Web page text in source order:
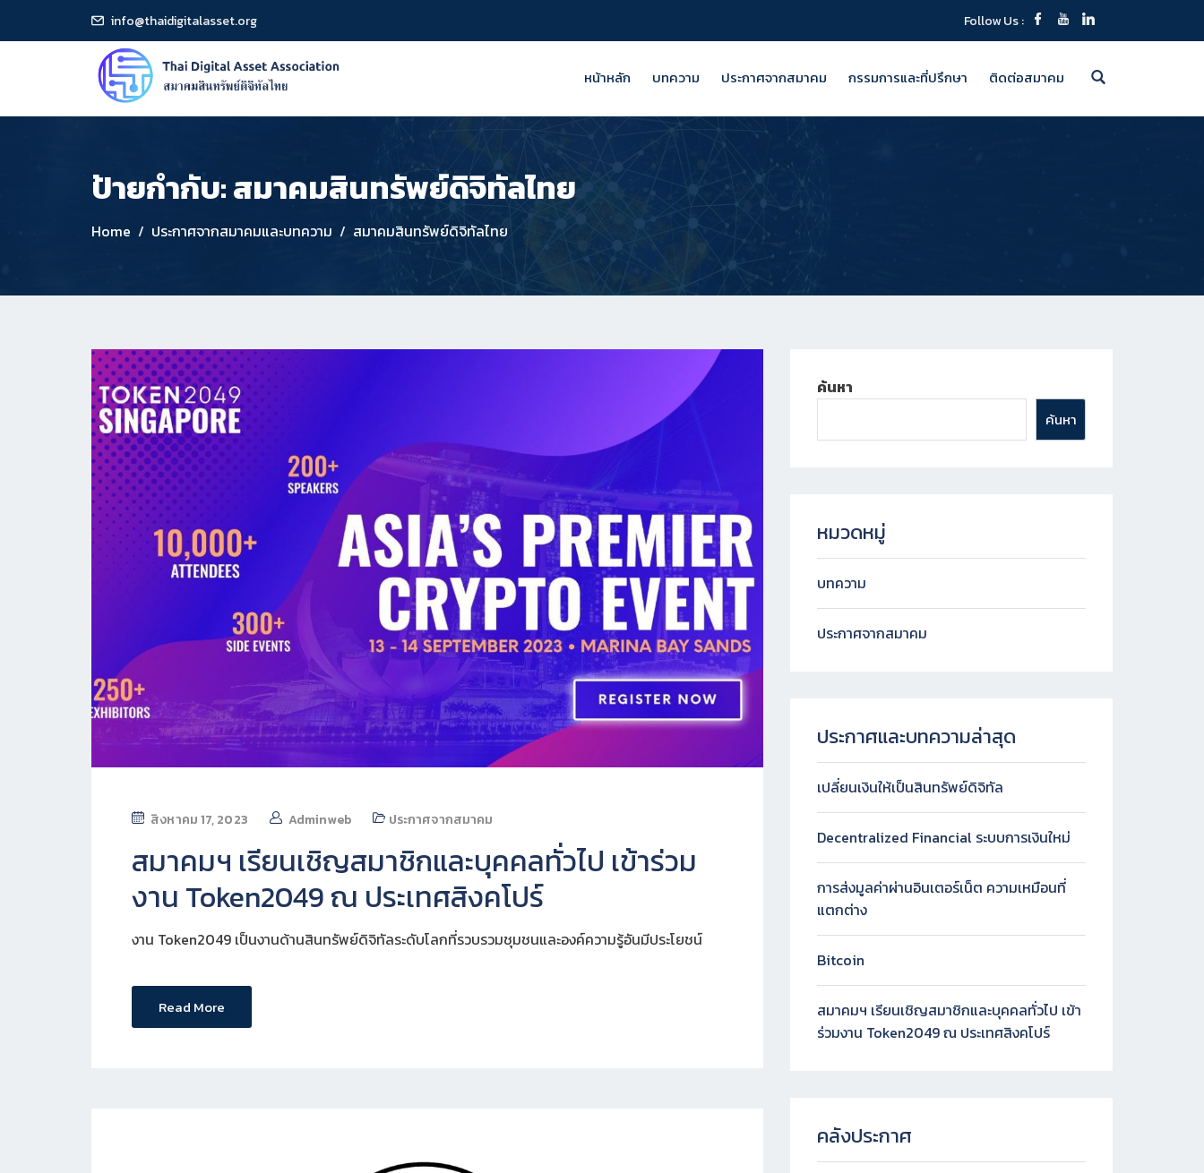
info@thaidigitalasset.org Follow Us :
หน้าหลัก บทความ ประกาศจากสมาคม กรรมการและที่ปรึกษา ติดต่อสมาคม
ป้ายกำกับ:สมาคมสินทรัพย์ดิจิทัลไทย
Home ประกาศจากสมาคมและบทความ สมาคมสินทรัพย์ดิจิทัลไทย
สิงหาคม 17, 2023 Adminweb ประกาศจากสมาคม
สมาคมฯ เรียนเชิญสมาชิกและบุคคลทั่วไป เข้าร่วม
งาน Token2049 ณ ประเทศสิงคโปร์
งาน Token2049 เป็นงานด้านสินทรัพย์ดิจิทัลระดับโลกที่รวบรวมชุมชนและองค์ความรู้อันมีประโยชน์
Read More
ค้นหา
ค้นหา
หมวดหมู่
บทความ
ประกาศจากสมาคม
ประกาศและบทความล่าสุด
เปลี่ยนเงินให้เป็นสินทรัพย์ดิจิทัล
Decentralized Financial ระบบการเงินใหม่
การส่งมูลค่าผ่านอินเตอร์เน็ต ความเหมือนที่
แตกต่าง
Bitcoin
สมาคมฯ เรียนเชิญสมาชิกและบุคคลทั่วไป เข้า
ร่วมงาน Token2049 ณ ประเทศสิงคโปร์
คลังประกาศ